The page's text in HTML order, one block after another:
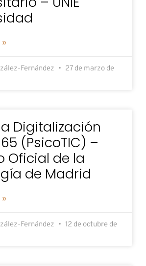
Fernández
27 de marzo de
Digitalización
(PsicoTIC) –
Oficial de la
de Madrid
Fernández
12 de octubre de